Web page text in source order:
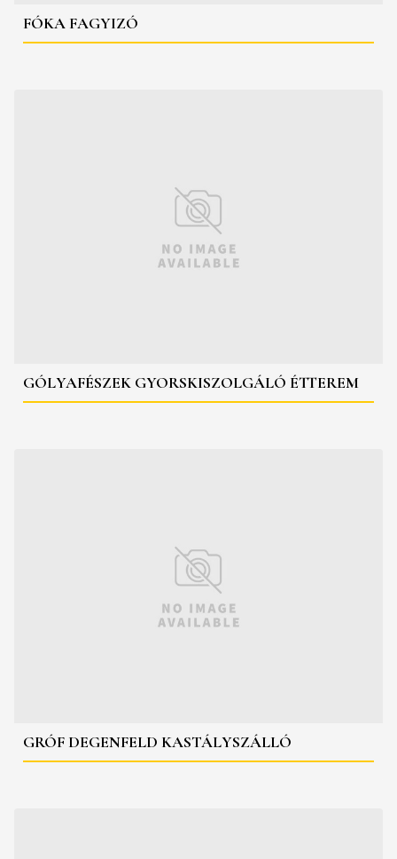
FÓKA FAGYIZÓ
GÓLYAFÉSZEK GYORSKISZOLGÁLÓ ÉTTEREM
GRÓF DEGENFELD KASTÁLYSZÁLLÓ